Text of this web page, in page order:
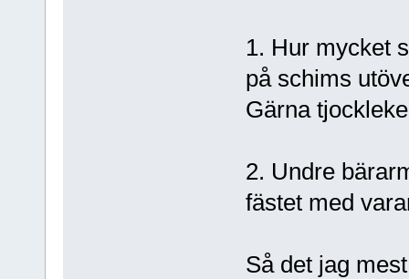
1. Hur mycket
på schims
Gärna
2. Undre
fästet med
Så det jag